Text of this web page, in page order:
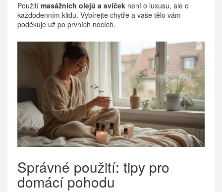
Použití masážních olejů a svíček není o luxusu, ale o
každodenním klidu. Vybírejte chytře a vaše tělo vám
poděkuje už po prvních nocích.
Správné použití: tipy pro
domácí pohodu